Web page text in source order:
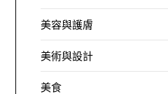
美容與護膚
美術與設計
美食